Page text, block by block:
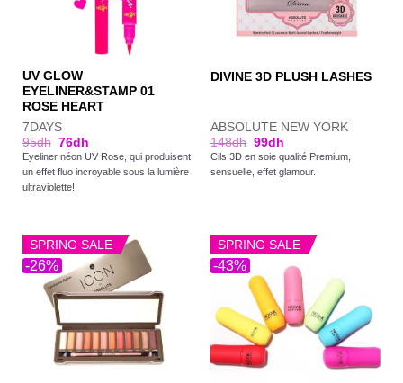
UV GLOW
EYELINER&STAMP 01
ROSE HEART
7DAYS
95dh 76dh
Eyeliner néon UV Rose, qui produisent
un effet fluo incroyable sous la lumière
ultraviolette!
DIVINE 3D PLUSH LASHES
ABSOLUTE NEW YORK
148dh 99dh
Cils 3D en soie qualité Premium,
sensuelle, effet glamour.
-26%
SPRING SALE
-43%
SPRING SALE